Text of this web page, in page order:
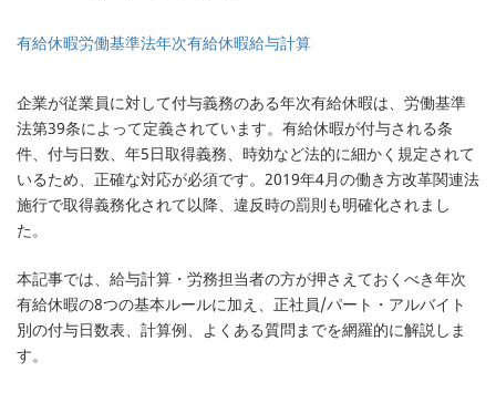
有給休暇労働基準法年次有給休暇給与計算
企業が従業員に対して付与義務のある年次有給休暇は、労働基準
法第39条によって定義されています。有給休暇が付与される条
件、付与日数、年5日取得義務、時効など法的に細かく規定されて
いるため、正確な対応が必須です。2019年4月の働き方改革関連法
施行で取得義務化されて以降、違反時の罰則も明確化されまし
た。
本記事では、給与計算・労務担当者の方が押さえておくべき年次
有給休暇の8つの基本ルールに加え、正社員/パート・アルバイト
別の付与日数表、計算例、よくある質問までを網羅的に解説しま
す。